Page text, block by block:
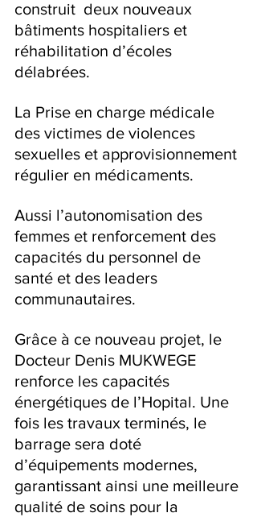
construit  deux nouveaux
bâtiments hospitaliers et
réhabilitation d’écoles
délabrées.
‎La Prise en charge médicale
des victimes de violences
sexuelles et approvisionnement
régulier en médicaments.
Aussi l’autonomisation des
femmes et renforcement des
capacités du personnel de
santé et des leaders
communautaires.
‎Grâce à ce nouveau projet, le
Docteur Denis MUKWEGE
renforce les capacités
énergétiques de l’Hopital. Une
fois les travaux terminés, le
barrage sera doté
d’équipements modernes,
garantissant ainsi une meilleure
qualité de soins pour la